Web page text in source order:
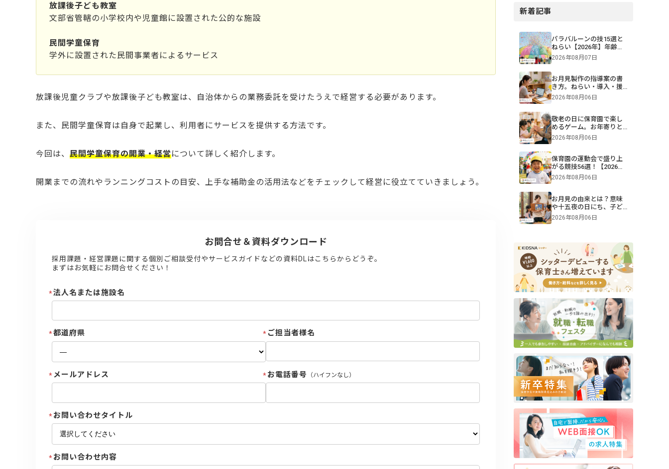
放課後子ども教室
文部省管轄の小学校内や児童館に設置された公的な施設
民間学童保育
学外に設置された民間事業者によるサービス
放課後児童クラブや放課後子ども教室は、自治体からの業務委託を受けたうえで経営する必要があります。
また、民間学童保育は自身で起業し、利用者にサービスを提供する方法です。
今回は、 民間学童保育の開業・経営について詳しく紹介します。
開業までの流れやランニングコストの目安、上手な補助金の活用法などをチェックして経営に役立てていきましょう。
お問合せ＆資料ダウンロード
採用課題・経営課題に関する個別ご相談受付やサービスガイドなどの資料DLはこちらからどうぞ。
まずはお気軽にお問合せください！
法人名または施設名
都道府県 ご担当者様名
メールアドレス お電話番号 （ハイフンなし）
お問い合わせタイトル
お問い合わせ内容
新着記事
パラバルーンの技15選と
ねらい【2026年】年齢・
難易度別一覧＆演目構成
も！画像付きで紹介
2026年08月07日
お月見製作の指導案の書
き方。ねらい・導入・援
助を年齢別に解説【保
2026年08月06日
敬老の日に保育園で楽し
めるゲーム。お年寄りと
交流できる遊びや伝承遊
びのアイデア
2026年08月06日
保育園の運動会で盛り上
がる競技56選！【2026年
版】0・1・2・3・4・5歳
2026年08月06日
お月見の由来とは？意味
や十五夜の日にち、子ど
もへの伝え方【2026年最
2026年08月06日